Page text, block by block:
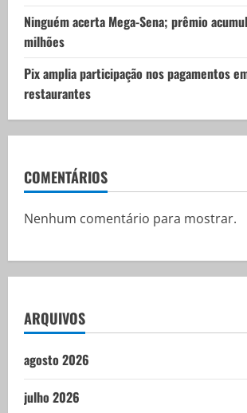
Ninguém acerta Mega-Sena; prêmio
milhões
Pix amplia participação nos pagamentos
restaurantes
COMENTÁRIOS
Nenhum comentário para mostrar.
ARQUIVOS
agosto 2026
julho 2026